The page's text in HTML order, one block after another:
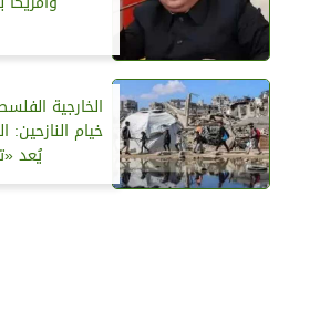
الخارجية
خيام
يُعد